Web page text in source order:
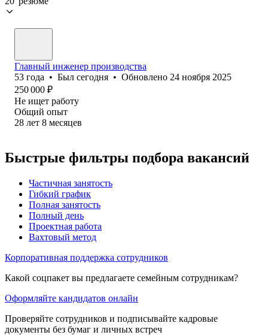
Главный инженер производства
53 года • Был сегодня • Обновлено 24 ноября 2025
250 000 ₽
Не ищет работу
Общий опыт
28 лет 8 месяцев
Быстрые фильтры подбора вакансий
Частичная занятость
Гибкий график
Полная занятость
Полный день
Проектная работа
Вахтовый метод
Корпоративная поддержка сотрудников
Какой соцпакет вы предлагаете семейным сотрудникам?
Оформляйте кандидатов онлайн
Проверяйте сотрудников и подписывайте кадровые
документы без бумаг и личных встреч